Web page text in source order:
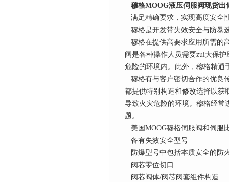
穆格MOOG液压伺服阀现货出
满足精确要求，实现高度安全
穆格是开发带失效安全与防暴
穆格在提供高要求应用所需的
阀是各种操作人员需要zui大保
危险的环境内。此外，穆格精通
穆格有与客户密切合作的优良
都提供特别构造和修改选择以获
导致火灾危险的环境。穆格经常
题。
美国MOOG穆格伺服阀和伺服
备有失效安全型号
防爆型号中包括本质安全的防
阀芯零位切口
阀芯阀体/阀芯阀套组件构造